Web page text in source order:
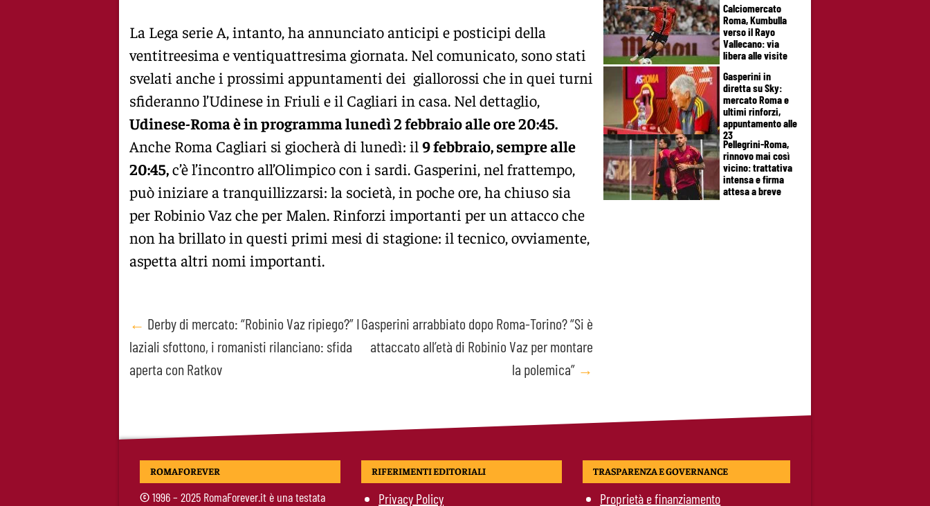
La Lega serie A, intanto, ha annunciato anticipi e posticipi della
ventitreesima e ventiquattresima giornata. Nel comunicato, sono stati
svelati anche i prossimi appuntamenti dei giallorossi che in quei turni
sfideranno l’Udinese in Friuli e il Cagliari in casa. Nel dettaglio,
Udinese-Roma è in programma lunedì 2 febbraio alle ore 20:45.
Anche Roma Cagliari si giocherà di lunedì: il 9 febbraio, sempre alle
20:45,c’è l’incontro all’Olimpico con i sardi. Gasperini, nel frattempo,
può iniziare a tranquillizzarsi: la società, in poche ore, ha chiuso sia
per Robinio Vaz che per Malen. Rinforzi importanti per un attacco che
non ha brillato in questi primi mesi di stagione: il tecnico, ovviamente,
aspetta altri nomi importanti.
Post
navigation
← Derby di mercato: “Robinio Vaz ripiego?” I
laziali sfottono, i romanisti rilanciano: sfida
aperta con Ratkov
Gasperini arrabbiato dopo Roma-Torino? “Si è
attaccato all’età di Robinio Vaz per montare
la polemica” →
Calciomercato
Roma, Kumbulla
verso il Rayo
Vallecano: via
libera alle visite
Gasperini in
diretta su Sky:
mercato Roma e
ultimi rinforzi,
appuntamento alle
23
Pellegrini-Roma,
rinnovo mai così
vicino: trattativa
intensa e firma
attesa a breve
ROMAFOREVER
©1996 – 2025 RomaForever.it è una testata
RIFERIMENTI EDITORIALI
Privacy Policy
TRASPARENZA E GOVERNANCE
Proprietà e finanziamento